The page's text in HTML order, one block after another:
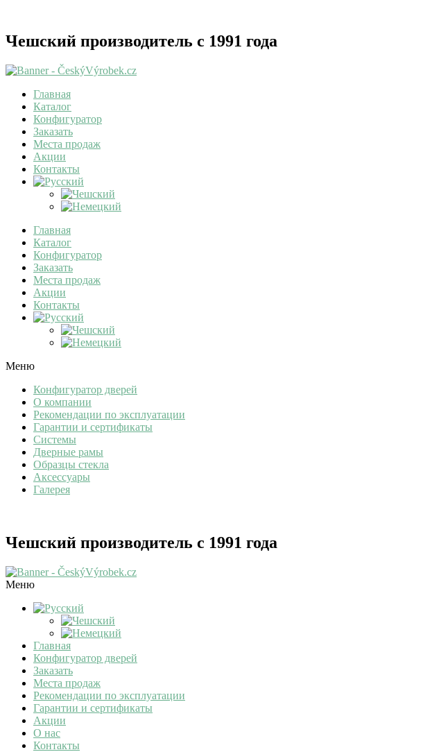
Чешский производитель с 1991 года
Главная
Каталог
Конфигуратор
Заказать
Места продаж
Акции
Контакты
Главная
Каталог
Конфигуратор
Заказать
Места продаж
Акции
Контакты
Меню
Конфигуратор дверей
О компании
Рекомендации по эксплуатации
Гарантии и сертификаты
Системы
Дверные рамы
Образцы стекла
Аксессуары
Галерея
Чешский производитель с 1991 года
Меню
Главная
Конфигуратор дверей
Заказать
Места продаж
Рекомендации по эксплуатации
Гарантии и сертификаты
Акции
О нас
Контакты